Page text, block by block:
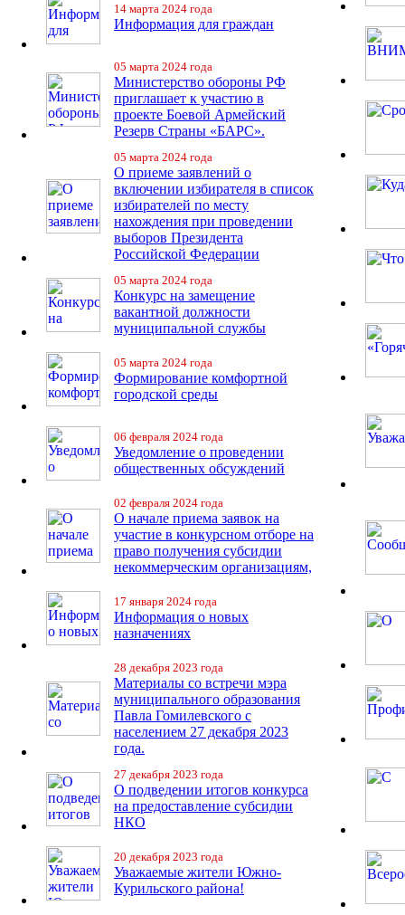
14 марта 2024 года
Информация для граждан
05 марта 2024 года
Министерство обороны РФ
приглашает к участию в
проекте Боевой Армейский
Резерв Страны «БАРС».
05 марта 2024 года
О приеме заявлений о
включении избирателя в список
избирателей по месту
нахождения при проведении
выборов Президента
Российской Федерации
05 марта 2024 года
Конкурс на замещение
вакантной должности
муниципальной службы
05 марта 2024 года
Формирование комфортной
городской среды
06 февраля 2024 года
Уведомление о проведении
общественных обсуждений
02 февраля 2024 года
О начале приема заявок на
участие в конкурсном отборе на
право получения субсидии
некоммерческим организациям,
17 января 2024 года
Информация о новых
назначениях
28 декабря 2023 года
Материалы со встречи мэра
муниципального образования
Павла Гомилевского с
населением 27 декабря 2023
года.
27 декабря 2023 года
О подведении итогов конкурса
на предоставление субсидии
НКО
20 декабря 2023 года
Уважаемые жители Южно-
Курильского района!